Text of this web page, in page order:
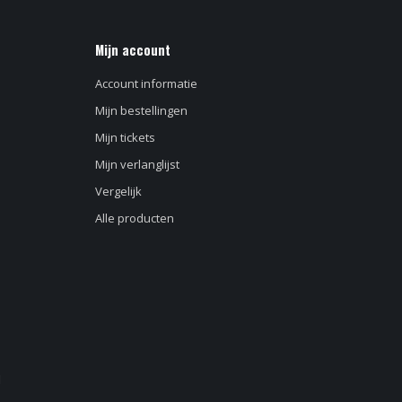
Mijn account
Account informatie
Mijn bestellingen
Mijn tickets
Mijn verlanglijst
Vergelijk
Alle producten